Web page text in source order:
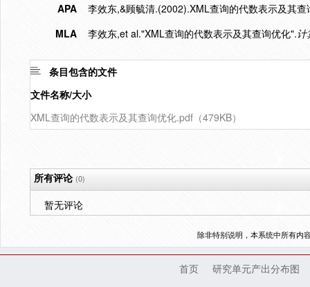
APA
李效东,&顾毓清.(2002).XML查询的代数表示及其查
MLA
李效东,et al."XML查询的代数表示及其查询优化".计
条目包含的文件
文件名称/大小
XML查询的代数表示及其查询优化.pdf（479KB）
所有评论(0)
暂无评论
除非特别说明，本系统中所有内
首页
研究单元产出分布图